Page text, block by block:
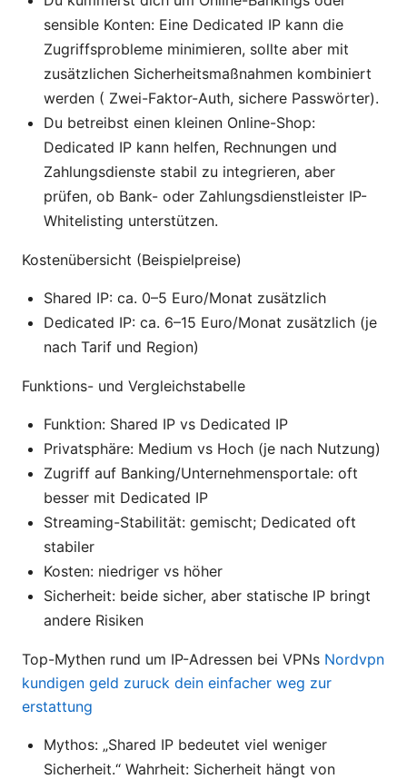
sensible Konten: Eine Dedicated IP kann die
Zugriffsprobleme minimieren, sollte aber mit
zusätzlichen Sicherheitsmaßnahmen kombiniert
werden ( Zwei-Faktor-Auth, sichere Passwörter).
Du betreibst einen kleinen Online-Shop:
Dedicated IP kann helfen, Rechnungen und
Zahlungsdienste stabil zu integrieren, aber
prüfen, ob Bank- oder Zahlungsdienstleister IP-
Whitelisting unterstützen.
Kostenübersicht (Beispielpreise)
Shared IP: ca. 0–5 Euro/Monat zusätzlich
Dedicated IP: ca. 6–15 Euro/Monat zusätzlich (je
nach Tarif und Region)
Funktions- und Vergleichstabelle
Funktion: Shared IP vs Dedicated IP
Privatsphäre: Medium vs Hoch (je nach Nutzung)
Zugriff auf Banking/Unternehmensportale: oft
besser mit Dedicated IP
Streaming-Stabilität: gemischt; Dedicated oft
stabiler
Kosten: niedriger vs höher
Sicherheit: beide sicher, aber statische IP bringt
andere Risiken
Top-Mythen rund um IP-Adressen bei VPNs Nordvpn
kundigen geld zuruck dein einfacher weg zur
erstattung
Mythos: „Shared IP bedeutet viel weniger
Sicherheit.“ Wahrheit: Sicherheit hängt von